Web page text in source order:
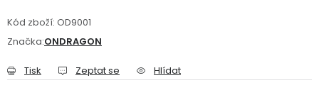
Kód zboží: OD9001
Značka:ONDRAGON
Tisk Zeptat se Hlídat